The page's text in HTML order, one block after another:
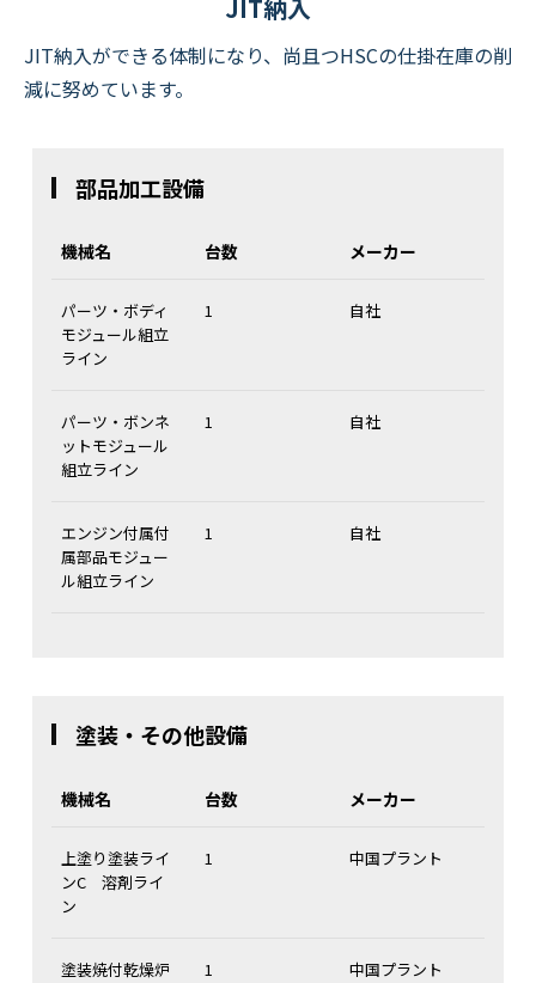
JIT納入
JIT納入ができる体制になり、尚且つHSCの仕掛在庫の削
減に努めています。
部品加工設備
機械名 台数 メーカー
パーツ・ボディ
モジュール組立
ライン
1 自社
パーツ・ボンネ
ットモジュール
組立ライン
1 自社
エンジン付属付
属部品モジュー
ル組立ライン
1 自社
塗装・その他設備
機械名 台数 メーカー
上塗り塗装ライ
ンC 溶剤ライ
ン
1 中国プラント
塗装焼付乾燥炉 1 中国プラント